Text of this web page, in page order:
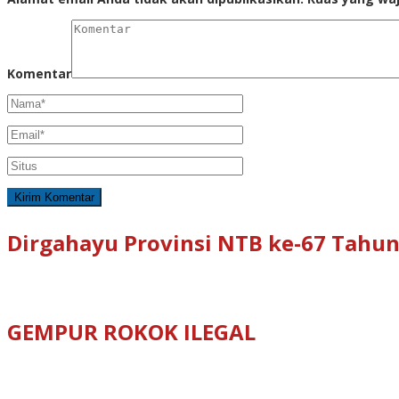
Komentar
Dirgahayu Provinsi NTB ke-67
GEMPUR ROKOK ILEGAL